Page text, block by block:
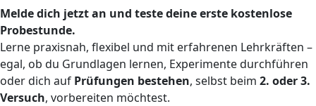
Melde dich jetzt an und teste deine erste kostenlose
Probestunde.
Lerne praxisnah, flexibel und mit erfahrenen Lehrkräften –
egal, ob du Grundlagen lernen, Experimente durchführen
oder dich auf Prüfungen bestehen, selbst beim 2. oder 3.
Versuch, vorbereiten möchtest.